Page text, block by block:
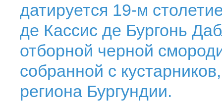
датируется 19-м
де Кассис де Бургонь
отборной черной
собранной с
региона Бургундии.